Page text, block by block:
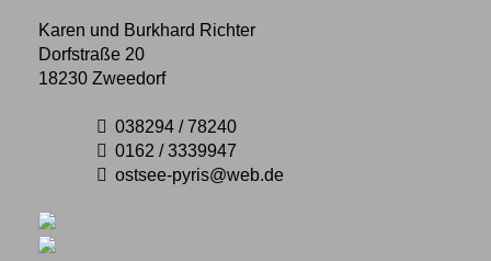
Karen und Burkhard Richter
Dorfstraße 20
18230 Zweedorf
038294 / 78240
0162 / 3339947
ostsee-pyris@web.de